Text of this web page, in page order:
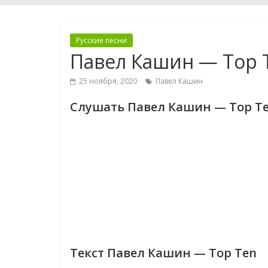
Русские песни
Павел Кашин — Top
25 ноября, 2020 Павел Кашин
Слушать Павел Кашин — Top
Текст Павел Кашин — Top Ten